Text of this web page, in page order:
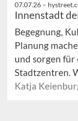
07.07.26 –
Innenstadt
Begegnung,
Planung
und sorgen für
Stadtzentren.
Katja